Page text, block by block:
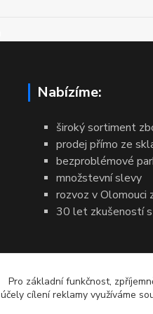
Nabízíme:
široký sortiment
prodej přímo ze
bezproblémové
množstevní slevy
rozvoz v Olomouci
30 let zkušeností
Pro základní funkčnost,
účely cílení reklamy využíváme